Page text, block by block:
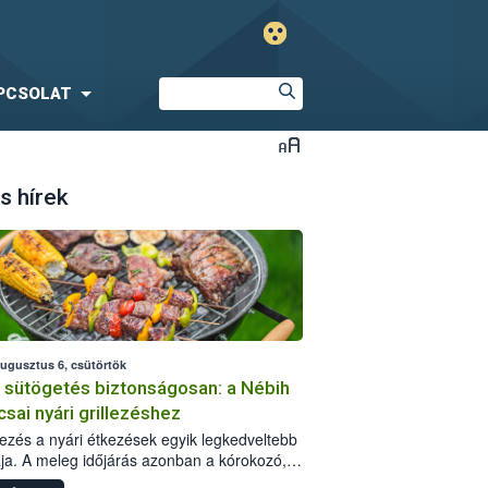
hírek
6, csütörtök
sütögetés biztonságosan: a Nébih
nyári grillezéshez
a nyári étkezések egyik legkedveltebb
A meleg időjárás azonban a kórokozó,
okozó baktériumok gyorsabb